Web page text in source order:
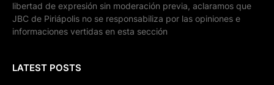
libertad de expresión sin moderación previa, aclaramos que
JBC de Piriápolis no se responsabiliza por las opiniones e
informaciones vertidas en esta sección
LATEST POSTS